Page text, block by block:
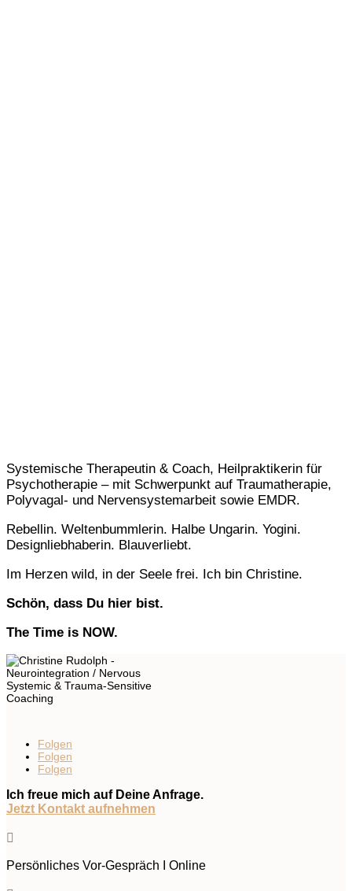
Systemische Therapeutin & Coach, Heilpraktikerin für
Psychotherapie – mit Schwerpunkt auf Traumatherapie,
Polyvagal- und Nervensystemarbeit sowie EMDR.
Rebellin. Weltenbummlerin. Halbe Ungarin. Yogini.
Designliebhaberin. Blauverliebt.
Im Herzen wild, in der Seele frei. Ich bin Christine.
Schön, dass Du hier bist.
The Time is NOW.
Folgen
Folgen
Folgen
Ich freue mich auf Deine Anfrage.
Jetzt Kontakt aufnehmen

Persönliches Vor-Gespräch I Online